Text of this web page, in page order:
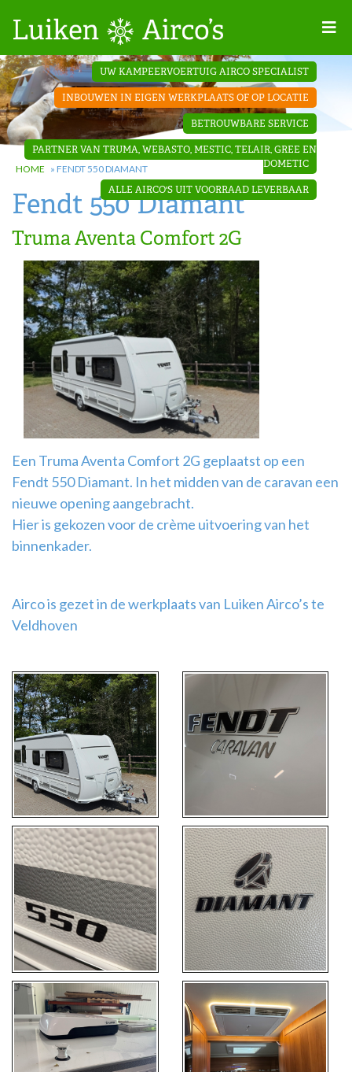
Projecten
Contact
Dakopbouw
airco’s
‘Onder de
bank’ airco’s
‘Teleco
Ultra
Comfort ‘
airco
Airco
montage
UW KAMPEERVOERTUIG AIRCO SPECIALIST
INBOUWEN IN EIGEN WERKPLAATS OF OP LOCATIE
BETROUWBARE SERVICE
PARTNER VAN TRUMA, WEBASTO, MESTIC, TELAIR, GREE EN
DOMETIC
ALLE AIRCO'S UIT VOORRAAD LEVERBAAR
HOME » FENDT 550 DIAMANT
Fendt 550 Diamant
Truma Aventa Comfort 2G
Een Truma Aventa Comfort 2G geplaatst op een
Fendt 550 Diamant. In het midden van de caravan een
nieuwe opening aangebracht.
Hier is gekozen voor de crème uitvoering van het
binnenkader.
Airco is gezet in de werkplaats van Luiken Airco’s te
Veldhoven